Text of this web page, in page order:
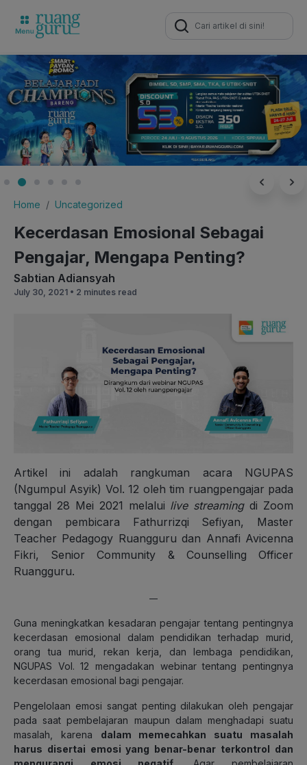
Search
for:
Home Uncategorized
Kecerdasan Emosional Sebagai
Pengajar, Mengapa Penting?
Sabtian Adiansyah
July 30, 2021 • 2 minutes read
Artikel ini adalah rangkuman acara NGUPAS
(Ngumpul Asyik) Vol. 12 oleh tim ruangpengajar pada
tanggal 28 Mei 2021 melalui live streamingdi Zoom
dengan pembicara Fathurrizqi Sefiyan, Master
Teacher Pedagogy Ruangguru dan Annafi Avicenna
Fikri, Senior Community & Counselling Officer
Ruangguru.
—
Guna meningkatkan kesadaran pengajar tentang pentingnya
kecerdasan emosional dalam pendidikan terhadap murid,
orang tua murid, rekan kerja, dan lembaga pendidikan,
NGUPAS Vol. 12 mengadakan webinar tentang pentingnya
kecerdasan emosional bagi pengajar.
Pengelolaan emosi sangat penting dilakukan oleh pengajar
pada saat pembelajaran maupun dalam menghadapi suatu
masalah, karena dalam memecahkan suatu masalah
harus disertai emosi yang benar-benar terkontrol dan